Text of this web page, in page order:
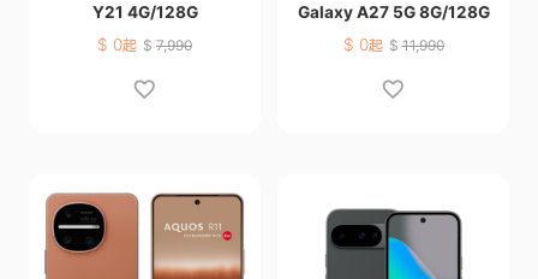
Y21 4G/128G
$ 0起 $ 7,990
Galaxy A27 5G 8G/128G
$ 0起 $11,990